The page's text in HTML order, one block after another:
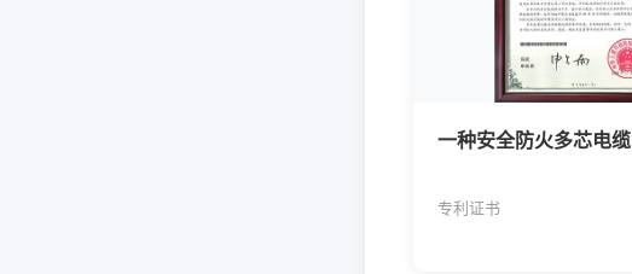
一种安全防火多芯电缆
专利证书